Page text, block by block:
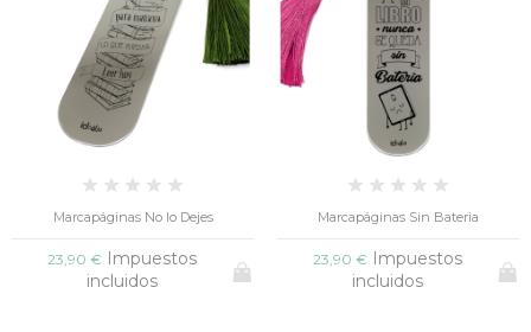
Marcapáginas No lo Dejes
23,90 € Impuestos
incluidos
Marcapáginas Sin Bateria
23,90 € Impuestos
incluidos